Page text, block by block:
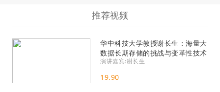
推荐视频
华中科技大学教授谢长生：海量大
数据长期存储的挑战与变革性技术
演讲嘉宾:谢长生
19.90